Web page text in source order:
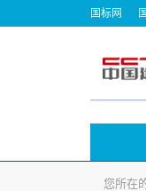
国标网
您所在